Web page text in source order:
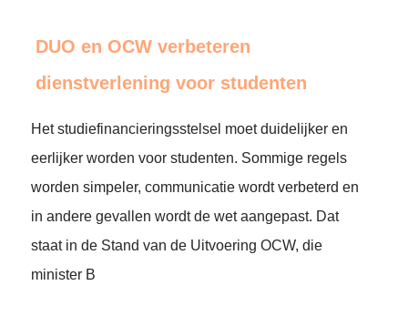
DUO en OCW verbeteren
dienstverlening voor studenten
Het studiefinancieringsstelsel moet duidelijker en
eerlijker worden voor studenten. Sommige regels
worden simpeler, communicatie wordt verbeterd en
in andere gevallen wordt de wet aangepast. Dat
staat in de Stand van de Uitvoering OCW, die
minister B